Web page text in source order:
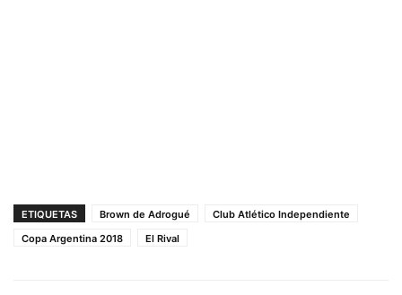
ETIQUETAS Brown de Adrogué
Club Atlético Independiente
Copa Argentina 2018
El Rival